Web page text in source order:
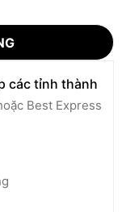
các tỉnh thành
Best Express